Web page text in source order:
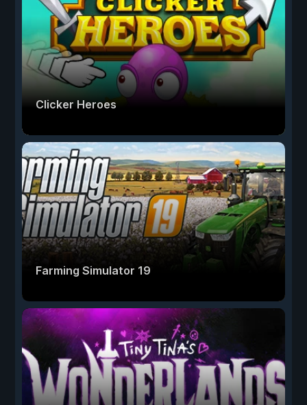
Clicker Heroes
Farming Simulator 19